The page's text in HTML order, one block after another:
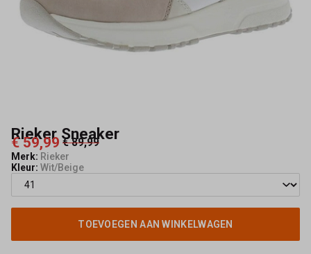
Rieker Sneaker
€ 59,99 € 89,99
Merk: Rieker
Kleur: Wit/Beige
TOEVOEGEN AAN WINKELWAGEN